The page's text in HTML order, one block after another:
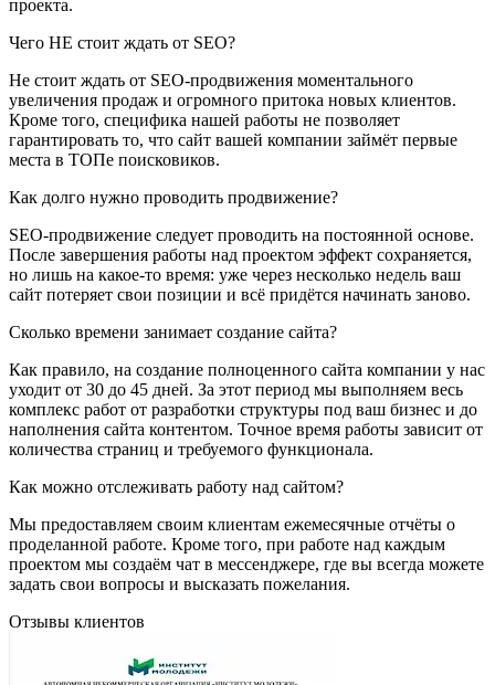
проекта.
Чего НЕ стоит ждать от SEO?
Не стоит ждать от SEO-продвижения моментального
увеличения продаж и огромного притока новых клиентов.
Кроме того, специфика нашей работы не позволяет
гарантировать то, что сайт вашей компании займёт первые
места в ТОПе поисковиков.
Как долго нужно проводить продвижение?
SEO-продвижение следует проводить на постоянной основе.
После завершения работы над проектом эффект сохраняется,
но лишь на какое-то время: уже через несколько недель ваш
сайт потеряет свои позиции и всё придётся начинать заново.
Сколько времени занимает создание сайта?
Как правило, на создание полноценного сайта компании у нас
уходит от 30 до 45 дней. За этот период мы выполняем весь
комплекс работ от разработки структуры под ваш бизнес и до
наполнения сайта контентом. Точное время работы зависит от
количества страниц и требуемого функционала.
Как можно отслеживать работу над сайтом?
Мы предоставляем своим клиентам ежемесячные отчёты о
проделанной работе. Кроме того, при работе над каждым
проектом мы создаём чат в мессенджере, где вы всегда можете
задать свои вопросы и высказать пожелания.
Отзывы клиентов